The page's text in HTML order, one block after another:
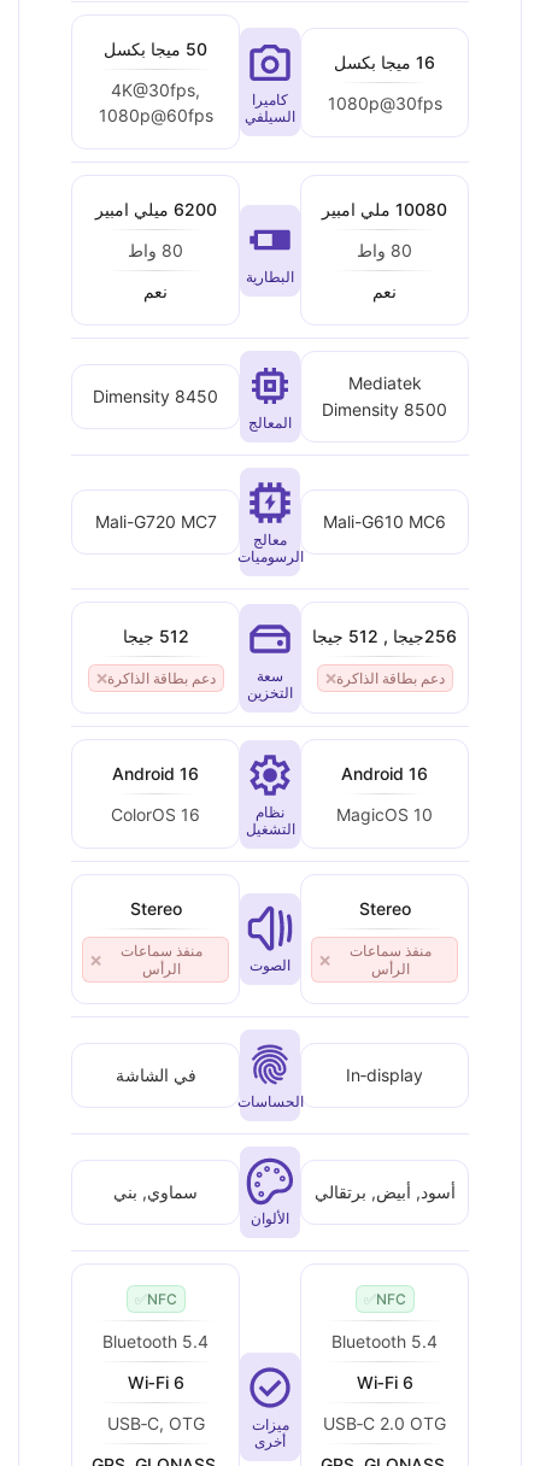
16 ميجا بكسل
1080p@30fps
كاميرا
السيلفي
50 ميجا بكسل
4K@30fps,
1080p@60fps
10080 ملي امبير
80 واط
نعم
البطارية
6200 ميلي امبير
80 واط
نعم
Mediatek
Dimensity 8500
المعالج
Dimensity 8450
Mali-G610 MC6
معالج
الرسوميات
Mali-G720 MC7
256جيجا , 512 جيجا
دعم بطاقة الذاكرة❌
سعة
التخزين
512 جيجا
دعم بطاقة الذاكرة❌
Android 16
MagicOS 10
نظام
التشغيل
Android 16
ColorOS 16
Stereo
منفذ سماعات
الرأس
❌ الصوت
Stereo
منفذ سماعات
الرأس
❌
In‑display
الحساسات
في الشاشة
أسود, أبيض, برتقالي
الألوان
سماوي, بني
NFC
✅
Bluetooth 5.4
Wi‑Fi 6
USB‑C 2.0 OTG
ميزات
أخرى
NFC
✅
Bluetooth 5.4
Wi‑Fi 6
USB‑C, OTG